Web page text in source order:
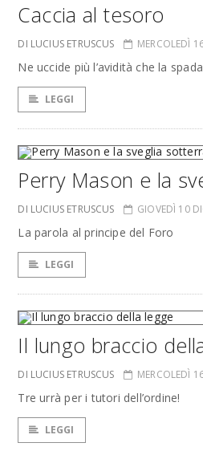
Caccia al tesoro
DI LUCIUS ETRUSCUS MERCOLEDÌ
Ne uccide più l’avidità che la spada
LEGGI
Perry Mason e la
DI LUCIUS ETRUSCUS GIOVEDÌ 10
La parola al principe del Foro
LEGGI
Il lungo braccio
DI LUCIUS ETRUSCUS MERCOLEDÌ
Tre urrà per i tutori dell’ordine!
LEGGI